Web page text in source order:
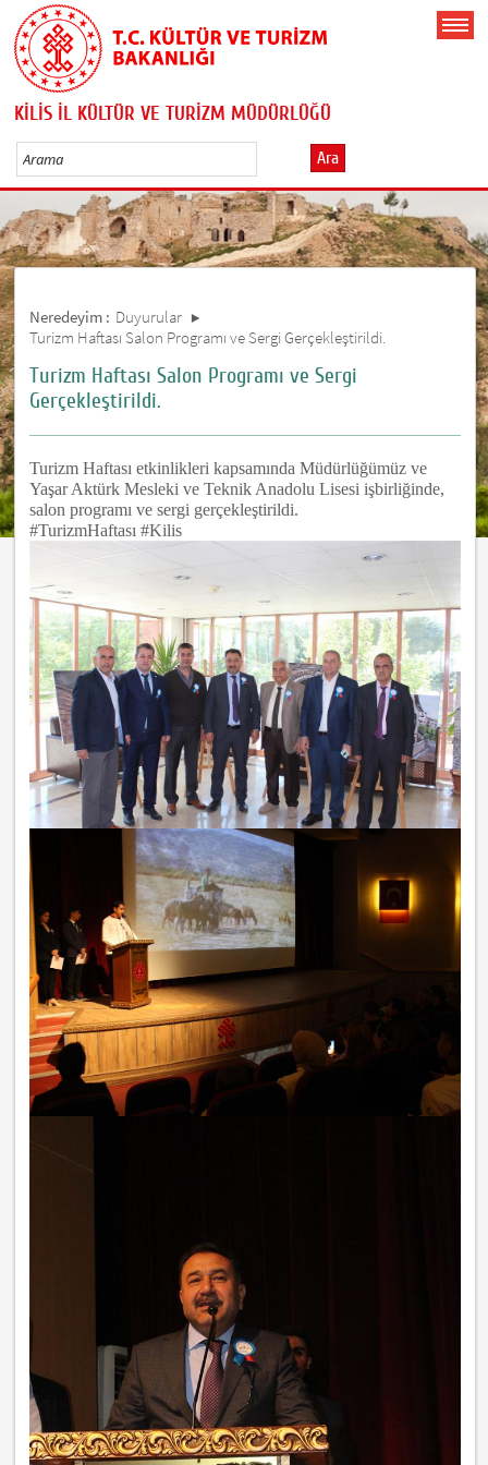
KİLİS İL KÜLTÜR VE TURİZM MÜDÜRLÜĞÜ
Ara
Neredeyim : Duyurular
Turizm Haftası Salon Programı ve Sergi Gerçekleştirildi.
Turizm Haftası Salon Programı ve Sergi
Gerçekleştirildi.
Turizm Haftası etkinlikleri kapsamında Müdürlüğümüz ve
Yaşar Aktürk Mesleki ve Teknik Anadolu Lisesi işbirliğinde,
salon programı ve sergi gerçekleştirildi.
#TurizmHaftası #Kilis